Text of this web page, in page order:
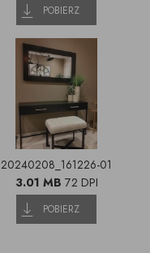
POBIERZ
20240208_161226-01
3.01 MB 72 DPI
POBIERZ